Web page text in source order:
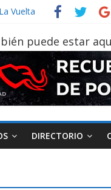
Vuelta
usar?
8 días
puede estar
DIRECTORIO